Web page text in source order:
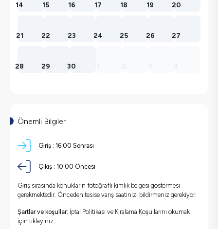
14 15 16 17 18 19 20
21 22 23 24 25 26 27
28 29 30
Önemli Bilgiler
Giriş : 16:00 Sonrası
Çıkış : 10:00 Öncesi
Giriş sırasında konukların fotoğraflı kimlik belgesi göstermesi
gerekmektedir. Önceden tesise varış saatinizi bildirmeniz gerekiyor.
Şartlar ve koşullar: İptal Politikası ve Kiralama Koşullarını okumak
için tıklayınız.